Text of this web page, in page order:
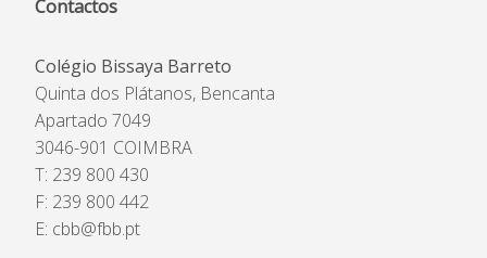
Contactos
Colégio Bissaya Barreto
Quinta dos Plátanos, Bencanta
Apartado 7049
3046-901 COIMBRA
T: 239 800 430
F: 239 800 442
E: cbb@fbb.pt